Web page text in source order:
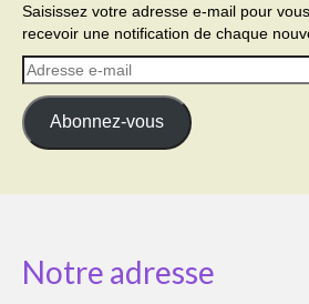
Saisissez votre adresse e-mail pour
recevoir une notification de chaque
Adresse
e-
mail
Abonnez-vous
Notre adresse